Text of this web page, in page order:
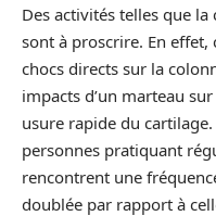
Des activités telles que
sont à proscrire. En
chocs directs sur la
impacts d’un marteau
usure rapide du
personnes pratiquant
rencontrent une
doublée par rapport à